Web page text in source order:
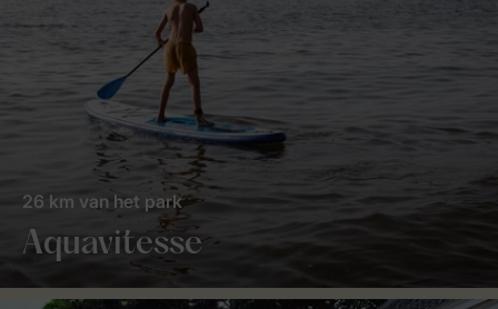
Aquavitesse
26 km van het park